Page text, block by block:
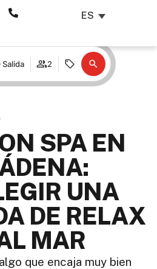
ES
2
SPA EN
UNA
DE RELAX
MAR
que encaja muy bien